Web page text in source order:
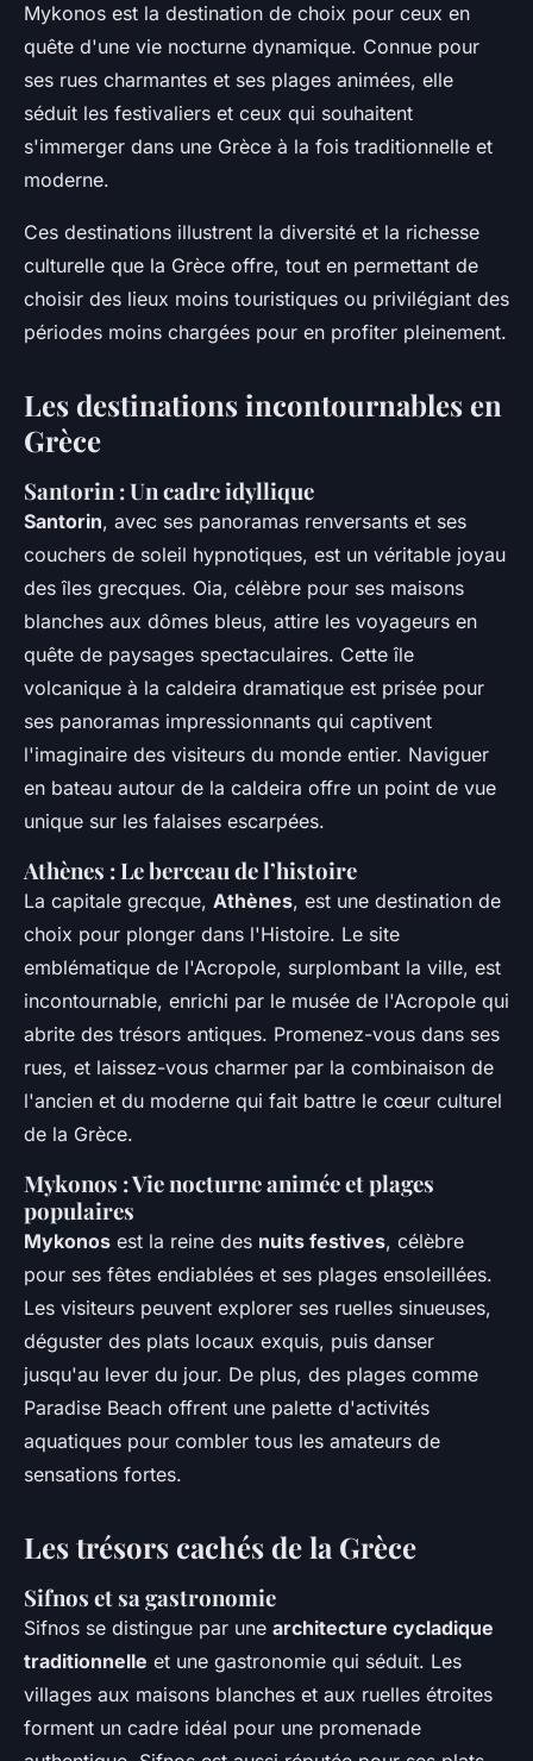
Mykonos est la destination de choix pour ceux en
quête d'une vie nocturne dynamique. Connue pour
ses rues charmantes et ses plages animées, elle
séduit les festivaliers et ceux qui souhaitent
s'immerger dans une Grèce à la fois traditionnelle et
moderne.
Ces destinations illustrent la diversité et la richesse
culturelle que la Grèce offre, tout en permettant de
choisir des lieux moins touristiques ou privilégiant des
périodes moins chargées pour en profiter pleinement.
Les destinations incontournables en
Grèce
Santorin : Un cadre idyllique
Santorin, avec ses panoramas renversants et ses
couchers de soleil hypnotiques, est un véritable joyau
des îles grecques. Oia, célèbre pour ses maisons
blanches aux dômes bleus, attire les voyageurs en
quête de paysages spectaculaires. Cette île
volcanique à la caldeira dramatique est prisée pour
ses panoramas impressionnants qui captivent
l'imaginaire des visiteurs du monde entier. Naviguer
en bateau autour de la caldeira offre un point de vue
unique sur les falaises escarpées.
Athènes : Le berceau de l’histoire
La capitale grecque, Athènes, est une destination de
choix pour plonger dans l'Histoire. Le site
emblématique de l'Acropole, surplombant la ville, est
incontournable, enrichi par le musée de l'Acropole qui
abrite des trésors antiques. Promenez-vous dans ses
rues, et laissez-vous charmer par la combinaison de
l'ancien et du moderne qui fait battre le cœur culturel
de la Grèce.
Mykonos : Vie nocturne animée et plages
populaires
Mykonos est la reine des nuits festives, célèbre
pour ses fêtes endiablées et ses plages ensoleillées.
Les visiteurs peuvent explorer ses ruelles sinueuses,
déguster des plats locaux exquis, puis danser
jusqu'au lever du jour. De plus, des plages comme
Paradise Beach offrent une palette d'activités
aquatiques pour combler tous les amateurs de
sensations fortes.
Les trésors cachés de la Grèce
Sifnos et sa gastronomie
Sifnos se distingue par une architecture cycladique
traditionnelle et une gastronomie qui séduit. Les
villages aux maisons blanches et aux ruelles étroites
forment un cadre idéal pour une promenade